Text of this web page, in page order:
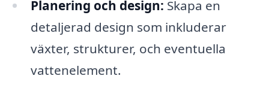
Planering och design: Skapa en
detaljerad design som inkluderar
växter, strukturer, och eventuella
vattenelement.